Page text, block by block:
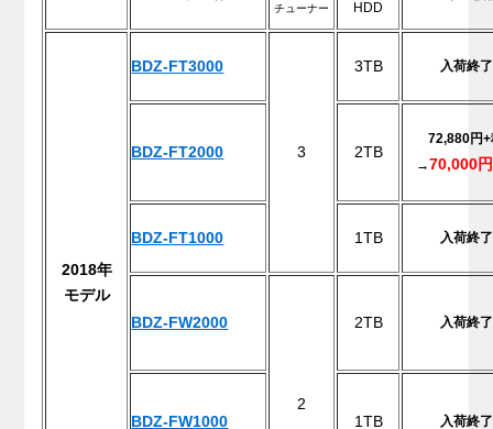
チューナー
HDD
2018年
モデル
BDZ-FT3000
3
3TB 入荷終了
BDZ-FT2000 2TB
72,880円
→70,000
BDZ-FT1000 1TB 入荷終了
BDZ-FW2000
2
2TB 入荷終了
BDZ-FW1000 1TB 入荷終了